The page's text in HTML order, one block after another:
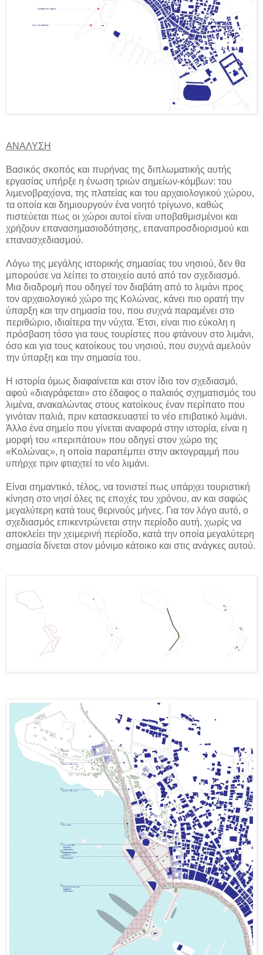
ΑΝΑΛΥΣΗ
Βασικός σκοπός και πυρήνας της διπλωματικής αυτής
εργασίας υπήρξε η ένωση τριών σημείων-κόμβων: του
λιμενοβραχίονα, της πλατείας και του αρχαιολογικού χώρου,
τα οποία και δημιουργούν ένα νοητό τρίγωνο, καθώς
πιστεύεται πως οι χώροι αυτοί είναι υποβαθμισμένοι και
χρήζουν επανασημασιοδότησης, επαναπροσδιορισμού και
επανασχεδιασμού.
Λόγω της μεγάλης ιστορικής σημασίας του νησιού, δεν θα
μπορούσε να λείπει το στοιχείο αυτό από τον σχεδιασμό.
Μια διαδρομή που οδηγεί τον διαβάτη από το λιμάνι προς
τον αρχαιολογικό χώρο της Κολώνας, κάνει πιο ορατή την
ύπαρξη και την σημασία του, που συχνά παραμένει στο
περιθώριο, ιδιαίτερα την νύχτα. Έτσι, είναι πιο εύκολη η
πρόσβαση τόσο για τους τουρίστες που φτάνουν στο λιμάνι,
όσο και για τους κατοίκους του νησιού, που συχνά αμελούν
την ύπαρξη και την σημασία του.
Η ιστορία όμως διαφαίνεται και στον ίδιο τον σχεδιασμό,
αφού «διαγράφεται» στο έδαφος ο παλαιός σχηματισμός του
λιμένα, ανακαλώντας στους κατοίκους έναν περίπατο που
γινόταν παλιά, πριν κατασκευαστεί το νέο επιβατικό λιμάνι.
Άλλο ένα σημείο που γίνεται αναφορά στην ιστορία, είναι η
μορφή του «περιπάτου» που οδηγεί στον χώρο της
«Κολώνας», η οποία παραπέμπει στην ακτογραμμή που
υπήρχε πριν φτιαχτεί το νέο λιμάνι.
Είναι σημαντικό, τέλος, να τονιστεί πως υπάρχει τουριστική
κίνηση στο νησί όλες τις εποχές του χρόνου, αν και σαφώς
μεγαλύτερη κατά τους θερινούς μήνες. Για τον λόγο αυτό, ο
σχεδιασμός επικεντρώνεται στην περίοδο αυτή, χωρίς να
αποκλείει την χειμερινή περίοδο, κατά την οποία μεγαλύτερη
σημασία δίνεται στον μόνιμο κάτοικο και στις ανάγκες αυτού.